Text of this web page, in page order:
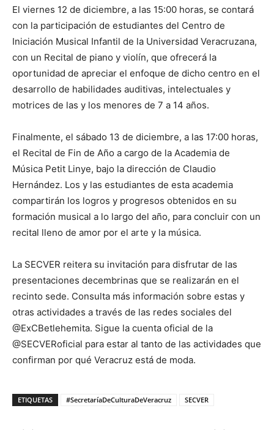
El viernes 12 de diciembre, a las 15:00 horas, se contará
con la participación de estudiantes del Centro de
Iniciación Musical Infantil de la Universidad Veracruzana,
con un Recital de piano y violín, que ofrecerá la
oportunidad de apreciar el enfoque de dicho centro en el
desarrollo de habilidades auditivas, intelectuales y
motrices de las y los menores de 7 a 14 años.
Finalmente, el sábado 13 de diciembre, a las 17:00 horas,
el Recital de Fin de Año a cargo de la Academia de
Música Petit Linye, bajo la dirección de Claudio
Hernández. Los y las estudiantes de esta academia
compartirán los logros y progresos obtenidos en su
formación musical a lo largo del año, para concluir con un
recital lleno de amor por el arte y la música.
La SECVER reitera su invitación para disfrutar de las
presentaciones decembrinas que se realizarán en el
recinto sede. Consulta más información sobre estas y
otras actividades a través de las redes sociales del
@ExCBetlehemita. Sigue la cuenta oficial de la
@SECVERoficial para estar al tanto de las actividades que
confirman por qué Veracruz está de moda.
ETIQUETAS #SecretaríaDeCulturaDeVeracruz SECVER